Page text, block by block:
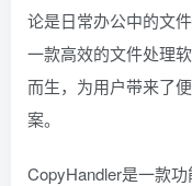
论是日常办公中的文
一款高效的文件处理
而生，为用户带来了
案。
CopyHandler是一款